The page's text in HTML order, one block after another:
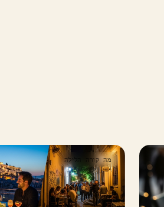
מה קורה הלילה